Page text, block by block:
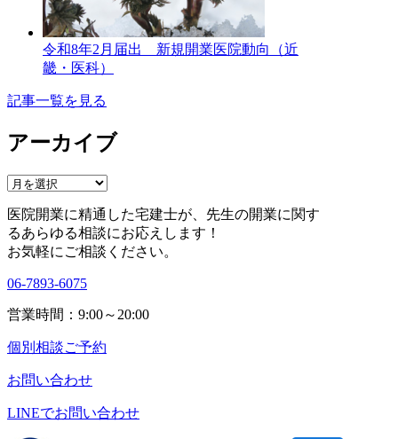
令和8年2月届出 新規開業医院動向（近
畿・医科）
記事一覧を見る
アーカイブ
ア
カ
イ
ブ
医院開業に精通した宅建士が、 先生の開業に関す
るあらゆる相談にお応えします！
お気軽にご相談ください。
06-7893-6075
営業時間：9:00～20:00
個別相談ご予約
お問い合わせ
LINEでお問い合わせ